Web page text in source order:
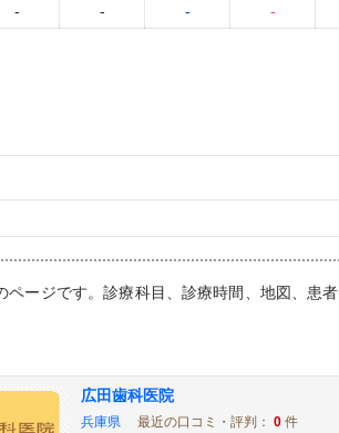
- - - -
ージです。診療科目、診療時間、地図、患
広田歯科医院
兵庫県 最近の口コミ・評判： 0件